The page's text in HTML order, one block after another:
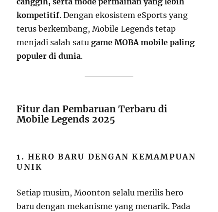
kompetitif. Dengan ekosistem eSports yang
terus berkembang, Mobile Legends tetap
menjadi salah satugame MOBA mobile paling
populer di dunia.
Fitur dan Pembaruan Terbaru di
Mobile Legends 2025
1. HERO BARU DENGAN KEMAMPUAN
UNIK
Setiap musim, Moonton selalu merilis hero
baru dengan mekanisme yang menarik. Pada